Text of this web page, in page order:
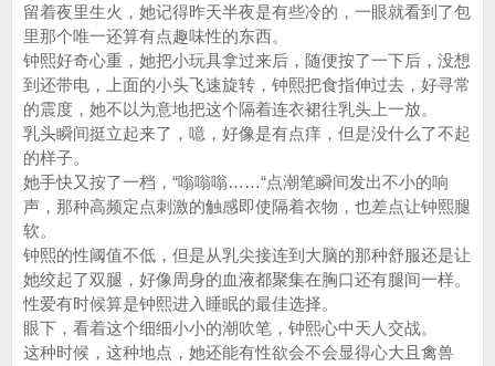
留着夜里生火，她记得昨天半夜是有些冷的，一眼就看到了包
里那个唯一还算有点趣味性的东西。
钟熙好奇心重，她把小玩具拿过来后，随便按了一下后，没想
到还带电，上面的小头飞速旋转，钟熙把食指伸过去，好寻常
的震度，她不以为意地把这个隔着连衣裙往乳头上一放。
乳头瞬间挺立起来了，噫，好像是有点痒，但是没什么了不起
的样子。
她手快又按了一档，“嗡嗡嗡……“点潮笔瞬间发出不小的响
声，那种高频定点刺激的触感即使隔着衣物，也差点让钟熙腿
软。
钟熙的性阈值不低，但是从乳尖接连到大脑的那种舒服还是让
她绞起了双腿，好像周身的血液都聚集在胸口还有腿间一样。
性爱有时候算是钟熙进入睡眠的最佳选择。
眼下，看着这个细细小小的潮吹笔，钟熙心中天人交战。
这种时候，这种地点，她还能有性欲会不会显得心大且禽兽